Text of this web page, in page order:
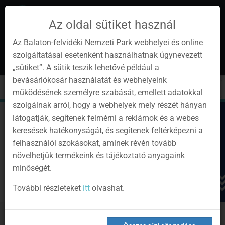
Instagram
YoutubeFacebookProgramok
Hírlevél
hu
Toggle
cart
Toggle
navigation
Bejelentkezés
Az oldal sütiket használ
Az Balaton-felvidéki Nemzeti Park webhelyei és online
szolgáltatásai esetenként használhatnak úgynevezett
„sütiket”. A sütik teszik lehetővé például a
bevásárlókosár használatát és webhelyeink
működésének személyre szabását, emellett adatokkal
szolgálnak arról, hogy a webhelyek mely részét hányan
látogatják, segítenek felmérni a reklámok és a webes
keresések hatékonyságát, és segítenek feltérképezni a
felhasználói szokásokat, aminek révén tovább
növelhetjük termékeink és tájékoztató anyagaink
minőségét.
További részleteket ittolvashat.